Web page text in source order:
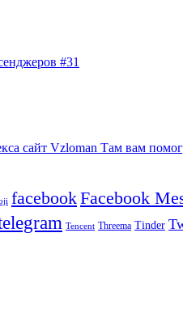
#31
сайт Vzloman Там вам
facebookFacebook
Tencent Threema Tinder